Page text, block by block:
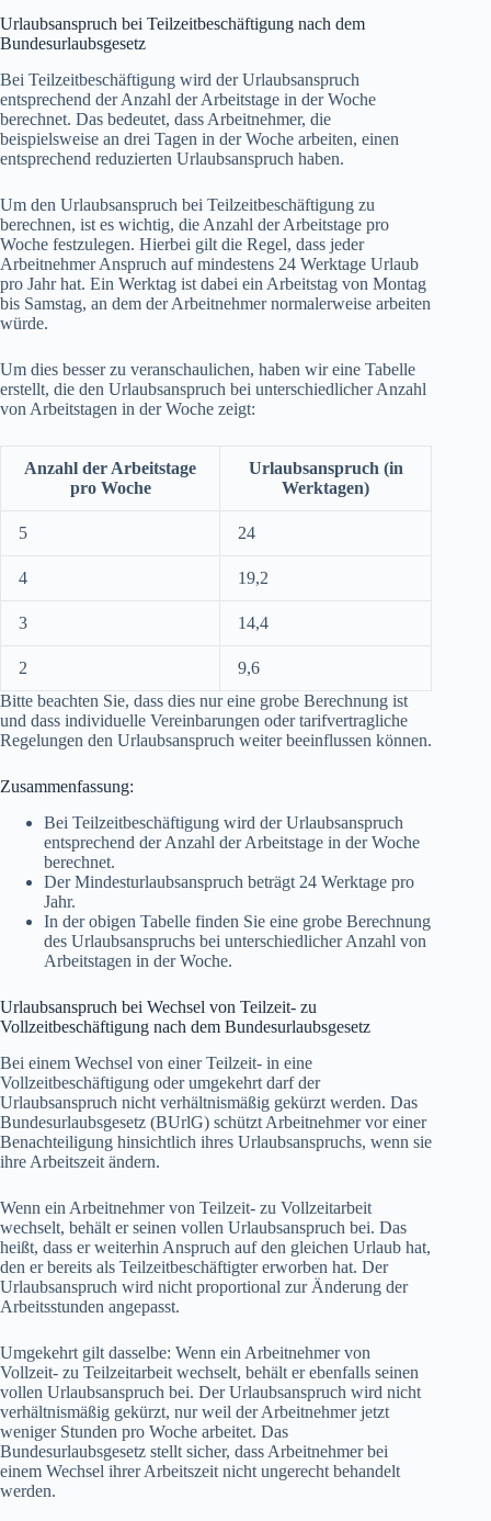
Urlaubsanspruch bei Teilzeitbeschäftigung nach dem
Bundesurlaubsgesetz
Bei Teilzeitbeschäftigung wird der Urlaubsanspruch
entsprechend der Anzahl der Arbeitstage in der Woche
berechnet. Das bedeutet, dass Arbeitnehmer, die
beispielsweise an drei Tagen in der Woche arbeiten, einen
entsprechend reduzierten Urlaubsanspruch haben.
Um den Urlaubsanspruch bei Teilzeitbeschäftigung zu
berechnen, ist es wichtig, die Anzahl der Arbeitstage pro
Woche festzulegen. Hierbei gilt die Regel, dass jeder
Arbeitnehmer Anspruch auf mindestens 24 Werktage Urlaub
pro Jahr hat. Ein Werktag ist dabei ein Arbeitstag von Montag
bis Samstag, an dem der Arbeitnehmer normalerweise arbeiten
würde.
Um dies besser zu veranschaulichen, haben wir eine Tabelle
erstellt, die den Urlaubsanspruch bei unterschiedlicher Anzahl
von Arbeitstagen in der Woche zeigt:
Anzahl der Arbeitstage
pro Woche
Urlaubsanspruch (in
Werktagen)
5 24
4 19,2
3 14,4
2
9,6
Bitte beachten Sie, dass dies nur eine grobe Berechnung ist
und dass individuelle Vereinbarungen oder tarifvertragliche
Regelungen den Urlaubsanspruch weiter beeinflussen können.
Zusammenfassung:
Bei Teilzeitbeschäftigung wird der Urlaubsanspruch
entsprechend der Anzahl der Arbeitstage in der Woche
berechnet.
Der Mindesturlaubsanspruch beträgt 24 Werktage pro
Jahr.
In der obigen Tabelle finden Sie eine grobe Berechnung
des Urlaubsanspruchs bei unterschiedlicher Anzahl von
Arbeitstagen in der Woche.
Urlaubsanspruch bei Wechsel von Teilzeit- zu
Vollzeitbeschäftigung nach dem Bundesurlaubsgesetz
Bei einem Wechsel von einer Teilzeit- in eine
Vollzeitbeschäftigung oder umgekehrt darf der
Urlaubsanspruch nicht verhältnismäßig gekürzt werden. Das
Bundesurlaubsgesetz (BUrlG) schützt Arbeitnehmer vor einer
Benachteiligung hinsichtlich ihres Urlaubsanspruchs, wenn sie
ihre Arbeitszeit ändern.
Wenn ein Arbeitnehmer von Teilzeit- zu Vollzeitarbeit
wechselt, behält er seinen vollen Urlaubsanspruch bei. Das
heißt, dass er weiterhin Anspruch auf den gleichen Urlaub hat,
den er bereits als Teilzeitbeschäftigter erworben hat. Der
Urlaubsanspruch wird nicht proportional zur Änderung der
Arbeitsstunden angepasst.
Umgekehrt gilt dasselbe: Wenn ein Arbeitnehmer von
Vollzeit- zu Teilzeitarbeit wechselt, behält er ebenfalls seinen
vollen Urlaubsanspruch bei. Der Urlaubsanspruch wird nicht
verhältnismäßig gekürzt, nur weil der Arbeitnehmer jetzt
weniger Stunden pro Woche arbeitet. Das
Bundesurlaubsgesetz stellt sicher, dass Arbeitnehmer bei
einem Wechsel ihrer Arbeitszeit nicht ungerecht behandelt
werden.